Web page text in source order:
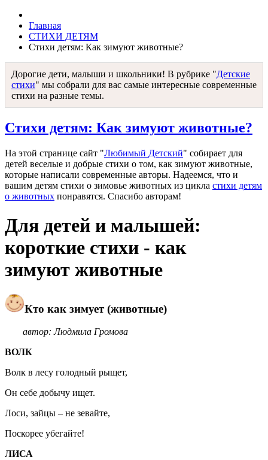
Главная
СТИХИ ДЕТЯМ
Стихи детям: Как зимуют животные?
Дорогие дети, малыши и школьники! В рубрике "Детские
стихи" мы собрали для вас самые интересные современные
стихи на разные темы.
Стихи детям: Как зимуют животные?
На этой странице сайт "Любимый Детский" собирает для
детей веселые и добрые стихи о том, как зимуют животные,
которые написали современные авторы. Надеемся, что и
вашим детям стихи о зимовье животных из цикла стихи детям
о животных понравятся. Спасибо авторам!
Для детей и малышей:
короткие стихи - как
зимуют животные
Кто как зимует (животные)
автор: Людмила Громова
ВОЛК
Волк в лесу голодный рыщет,
Он себе добычу ищет.
Лоси, зайцы – не зевайте,
Поскорее убегайте!
ЛИСА